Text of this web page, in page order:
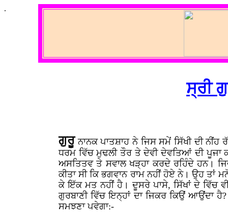
.
ਸ੍ਰੀ
ਗੁਰੂ ਨਾਨਕ ਪਾਤਸ਼ਾਹ ਨੇ ਜਿਸ ਸਮੇਂ ਸਿੱਖੀ ਦੀ
ਧਰਮ ਵਿੱਚ ਮੁਢਲੀ ਤੌਰ ਤੇ ਦੇਵੀ ਦੇਵਤਿਆਂ ਦੀ ਪੂਜਾ
ਅਸਤਿਤਵ ਤੇ ਸਵਾਲ ਖੜ੍ਹਾ ਕਰਦੇ ਰਹਿੰਦੇ ਹਨ।
ਕੀਤਾ ਸੀ ਕਿ ਭਗਵਾਨ ਰਾਮ ਨਹੀਂ ਹੋਏ ਨੇ। ਉਹ
ਕੇ ਇੱਕ ਮਤ ਨਹੀਂ ਹੈ। ਦੂਸਰੇ ਪਾਸੇ, ਸਿੱਖਾਂ ਦੇ ਵਿੱਚ
ਗੁਰਬਾਣੀ ਵਿੱਚ ਇਨ੍ਹਾਂ ਦਾ ਜਿਕਰ ਕਿਉਂ ਆਉਂਦਾ
ਸਮਝਣਾ ਪਵੇਗਾ:-